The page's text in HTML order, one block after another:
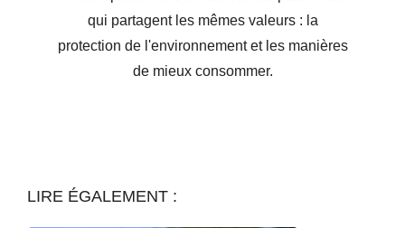
qui partagent les mêmes valeurs : la
protection de l'environnement et les manières
de mieux consommer.
LIRE ÉGALEMENT :